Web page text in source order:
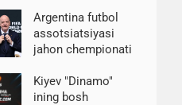
Argentina futbol
assotsiatsiyasi
jahon chempionati
mojarosi fonida
FIFA rahbari
Kiyev "Dinamo"
ining bosh